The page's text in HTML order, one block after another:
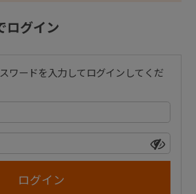
ログイン
ワードを入力してログインしてくだ